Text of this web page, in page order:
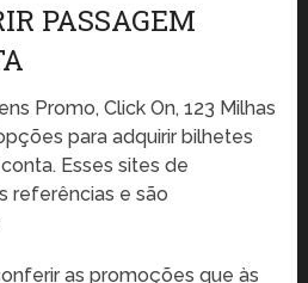
PASSAGEM
Promo, Click On, 123 Milhas
para adquirir bilhetes
Esses sites de
referências e são
as promoções que às